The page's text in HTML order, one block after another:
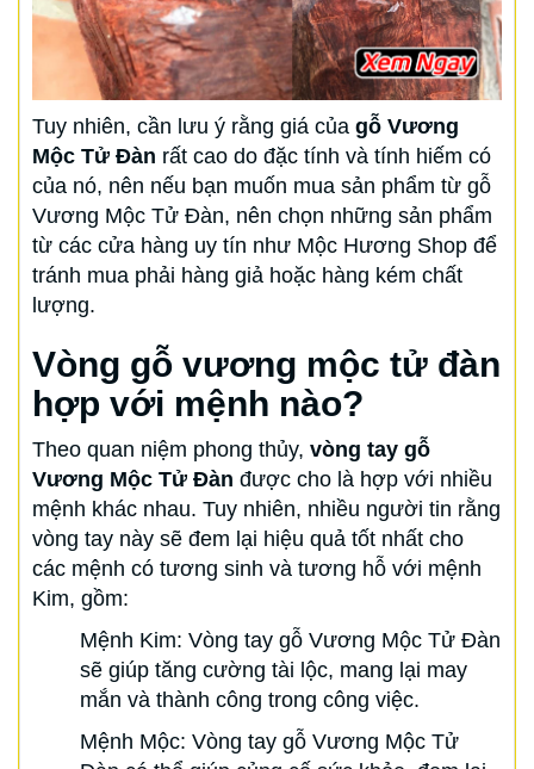
Tuy nhiên, cần lưu ý rằng giá của gỗ Vương
Mộc Tử Đàn rất cao do đặc tính và tính hiếm có
của nó, nên nếu bạn muốn mua sản phẩm từ gỗ
Vương Mộc Tử Đàn, nên chọn những sản phẩm
từ các cửa hàng uy tín như Mộc Hương Shop để
tránh mua phải hàng giả hoặc hàng kém chất
lượng.
Vòng gỗ vương mộc tử đàn
hợp với mệnh nào?
Theo quan niệm phong thủy, vòng tay gỗ
Vương Mộc Tử Đàn được cho là hợp với nhiều
mệnh khác nhau. Tuy nhiên, nhiều người tin rằng
vòng tay này sẽ đem lại hiệu quả tốt nhất cho
các mệnh có tương sinh và tương hỗ với mệnh
Kim, gồm:
Mệnh Kim: Vòng tay gỗ Vương Mộc Tử Đàn
sẽ giúp tăng cường tài lộc, mang lại may
mắn và thành công trong công việc.
Mệnh Mộc: Vòng tay gỗ Vương Mộc Tử